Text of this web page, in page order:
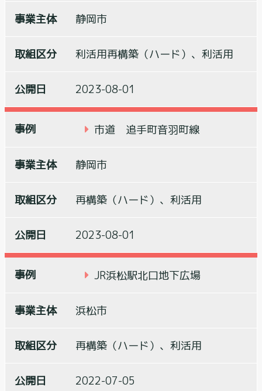
静岡市
利活用再構築（ハード）、利活用
2023-08-01
市道 追手町音羽町線
静岡市
再構築（ハード）、利活用
2023-08-01
JR浜松駅北口地下広場
浜松市
再構築（ハード）、利活用
2022-07-05